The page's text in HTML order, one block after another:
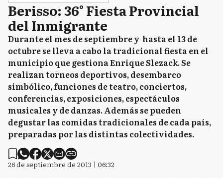
Berisso: 36° Fiesta Provincial
del Inmigrante
Durante el mes de septiembre y hasta el 13 de
octubre se lleva a cabo la tradicional fiesta en el
municipio que gestiona Enrique Slezack. Se
realizan torneos deportivos, desembarco
simbólico, funciones de teatro, conciertos,
conferencias, exposiciones, espectáculos
musicales y de danzas. Además se pueden
degustar las comidas tradicionales de cada país,
preparadas por las distintas colectividades.
26 de septiembre de 2013 | 06:32